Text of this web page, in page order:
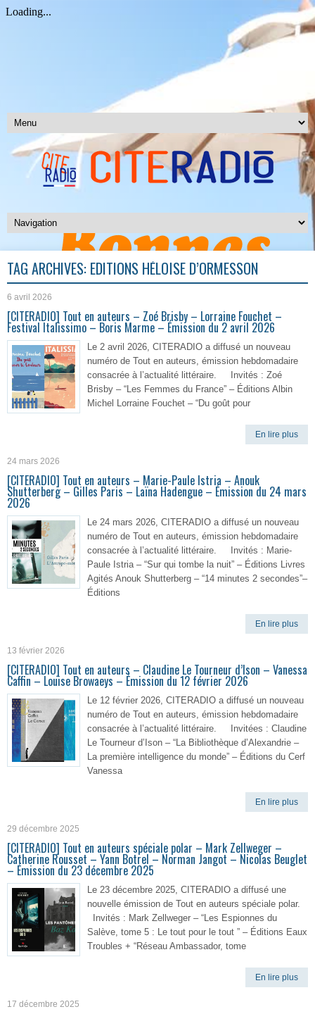
TAG ARCHIVES: EDITIONS HÉLOÏSE D’ORMESSON
6 avril 2026
[CITERADIO] Tout en auteurs – Zoé Brisby – Lorraine Fouchet –
Festival Italissimo – Boris Marme – Émission du 2 avril 2026
Le 2 avril 2026, CITERADIO a diffusé un nouveau
numéro de Tout en auteurs, émission hebdomadaire
consacrée à l’actualité littéraire. Invités : Zoé
Brisby – “Les Femmes du France” – Éditions Albin
Michel Lorraine Fouchet – “Du goût pour
En lire plus
24 mars 2026
[CITERADIO] Tout en auteurs – Marie-Paule Istria – Anouk
Shutterberg – Gilles Paris – Laïna Hadengue – Émission du 24 mars
2026
Le 24 mars 2026, CITERADIO a diffusé un nouveau
numéro de Tout en auteurs, émission hebdomadaire
consacrée à l’actualité littéraire. Invités : Marie-
Paule Istria – “Sur qui tombe la nuit” – Éditions Livres
Agités Anouk Shutterberg – “14 minutes 2 secondes”–
Éditions
En lire plus
13 février 2026
[CITERADIO] Tout en auteurs – Claudine Le Tourneur d’Ison – Vanessa
Caffin – Louise Browaeys – Émission du 12 février 2026
Le 12 février 2026, CITERADIO a diffusé un nouveau
numéro de Tout en auteurs, émission hebdomadaire
consacrée à l’actualité littéraire. Invitées : Claudine
Le Tourneur d’Ison – “La Bibliothèque d’Alexandrie –
La première intelligence du monde” – Éditions du Cerf
Vanessa
En lire plus
29 décembre 2025
[CITERADIO] Tout en auteurs spéciale polar – Mark Zellweger –
Catherine Rousset – Yann Botrel – Norman Jangot – Nicolas Beuglet
– Émission du 23 décembre 2025
Le 23 décembre 2025, CITERADIO a diffusé une
nouvelle émission de Tout en auteurs spéciale polar.
Invités : Mark Zellweger – “Les Espionnes du
Salève, tome 5 : Le tout pour le tout ” – Éditions Eaux
Troubles + “Réseau Ambassador, tome
En lire plus
17 décembre 2025